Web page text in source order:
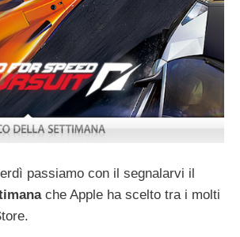
passiamo con il segnalarvi il
che Apple ha scelto tra i molti